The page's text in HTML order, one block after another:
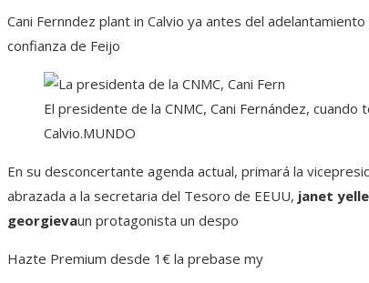
Cani Fernndez plant in Calvio ya antes del
confianza de Feijo
El presidente de la CNMC, Cani Fernández,
Calvio.MUNDO
En su desconcertante agenda actual, primará la
abrazada a la secretaria del Tesoro de EEUU, janet
georgievaun protagonista un despo
Hazte Premium desde 1€ la prebase my